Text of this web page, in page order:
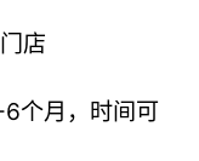
店
个月，时间可